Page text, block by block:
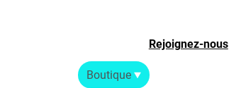
Rejoignez-nousou
Boutique